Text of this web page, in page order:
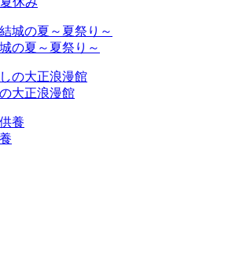
の夏～夏祭り～
大正浪漫館